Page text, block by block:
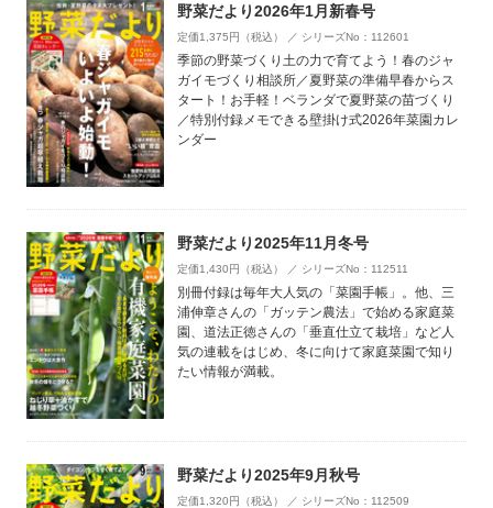
野菜だより2026年1月新春号
定価1,375円（税込） ／ シリーズNo：112601
季節の野菜づくり土の力で育てよう！春のジャ
ガイモづくり相談所／夏野菜の準備早春からス
タート！お手軽！ベランダで夏野菜の苗づくり
／特別付録メモできる壁掛け式2026年菜園カレ
ンダー
野菜だより2025年11月冬号
定価1,430円（税込） ／ シリーズNo：112511
別冊付録は毎年大人気の「菜園手帳」。他、三
浦伸章さんの「ガッテン農法」で始める家庭菜
園、道法正徳さんの「垂直仕立て栽培」など人
気の連載をはじめ、冬に向けて家庭菜園で知り
たい情報が満載。
野菜だより2025年9月秋号
定価1,320円（税込） ／ シリーズNo：112509